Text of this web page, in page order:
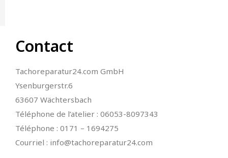
Contact
Tachoreparatur24.com GmbH
Ysenburgerstr.6
63607 Wächtersbach
Téléphone de l’atelier : 06053-8097343
Téléphone : 0171 – 1694275
Courriel : info@tachoreparatur24.com